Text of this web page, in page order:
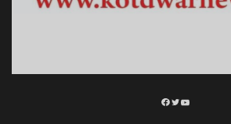
Facebook
Twitter
YouTube